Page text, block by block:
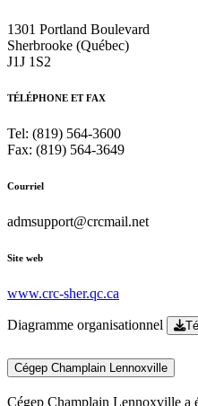
1301 Portland Boulevard
Sherbrooke (Québec)
J1J 1S2
TÉLÉPHONE ET FAX
Tel: (819) 564-3600
Fax: (819) 564-3649
Courriel
admsupport@crcmail.net
Site web
www.crc-sher.qc.ca
Diagramme organisationnel
Cégep Champlain Lennoxville
Cégep Champlain Lennoxville a